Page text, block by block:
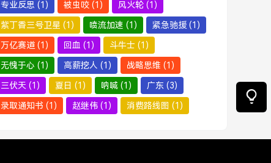
专业反思 (1) 被虫咬 (1) 风火轮 (1)
紫丁香三号卫星 (1) 喷流加速 (1) 紧急驰援 (1)
万亿赛道 (1) 回血 (1) 斗牛士 (1)
无愧于心 (1) 高薪挖人 (1) 战略思维 (1)
三伏天 (1) 夏日 (1) 呐喊 (1) 广东 (3)
录取通知书 (1) 赵继伟 (1) 消费路线图 (1)